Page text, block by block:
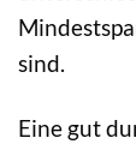
sind.
Eine gut